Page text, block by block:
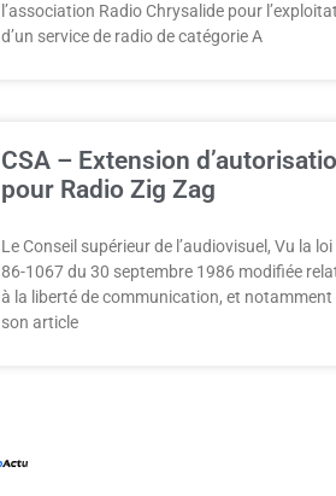
l’association Radio Chrysalide pour
d’un service de radio de catégorie A
CSA – Extension
pour Radio Zig Zag
Le Conseil supérieur de l’audiovisuel, Vu la loi
86-1067 du 30 septembre 1986 modifiée
à la liberté de communication, et notamment
son article